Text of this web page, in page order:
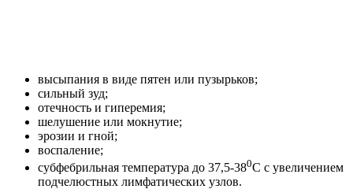
высыпания в виде пятен или пузырьков;
сильный зуд;
отечность и гиперемия;
шелушение или мокнутие;
эрозии и гной;
воспаление;
субфебрильная температура до 37,5-380С с увеличением
подчелюстных лимфатических узлов.